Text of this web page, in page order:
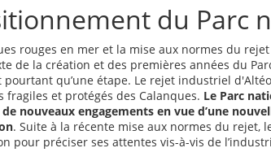
du Parc
rouges en mer et la mise aux normes du
de la création et des premières années du
pourtant qu’une étape. Le rejet industriel
fragiles et protégés des Calanques. Le Parc
nouveaux engagements en vue d’une
. Suite à la récente mise aux normes du rejet,
pour préciser ses attentes vis-à-vis de